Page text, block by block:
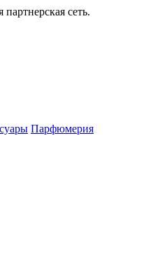
сеть.
Парфюмерия